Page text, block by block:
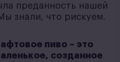
преданность нашей
знали, что рискуем.
пиво – это
созданное